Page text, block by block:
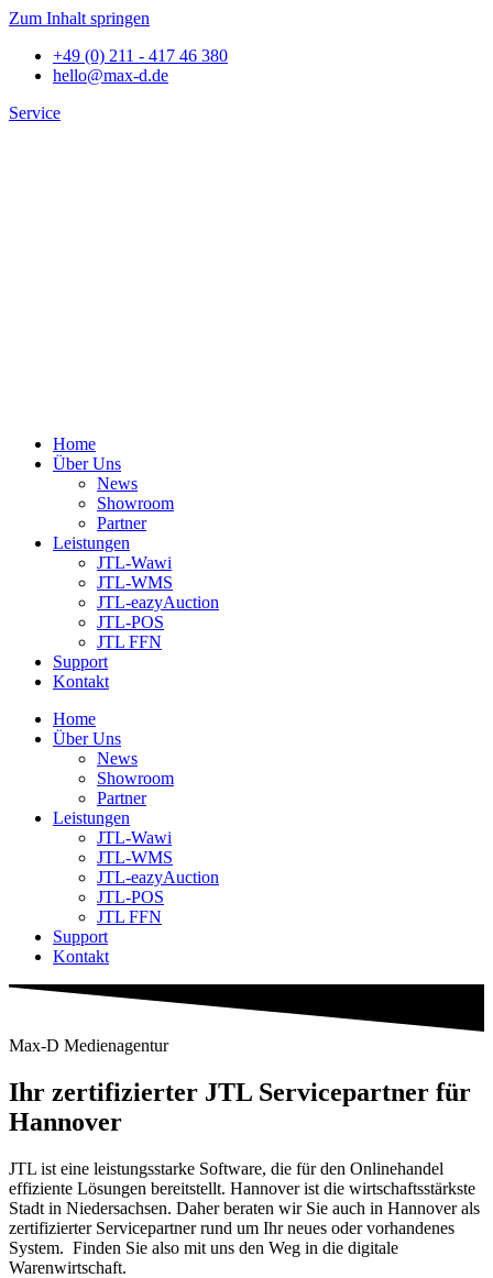
Zum Inhalt springen
+49 (0) 211 - 417 46 380
hello@max-d.de
Service
Home
Über Uns
News
Showroom
Partner
Leistungen
JTL-Wawi
JTL-WMS
JTL-eazyAuction
JTL-POS
JTL FFN
Support
Kontakt
Home
Über Uns
News
Showroom
Partner
Leistungen
JTL-Wawi
JTL-WMS
JTL-eazyAuction
JTL-POS
JTL FFN
Support
Kontakt
Max-D Medienagentur
Ihr zertifizierter JTL Servicepartner für
Hannover
JTL ist eine leistungsstarke Software, die für den Onlinehandel
effiziente Lösungen bereitstellt. Hannover ist die wirtschaftsstärkste
Stadt in Niedersachsen. Daher beraten wir Sie auch in Hannover als
zertifizierter Servicepartner rund um Ihr neues oder vorhandenes
System. Finden Sie also mit uns den Weg in die digitale
Warenwirtschaft.